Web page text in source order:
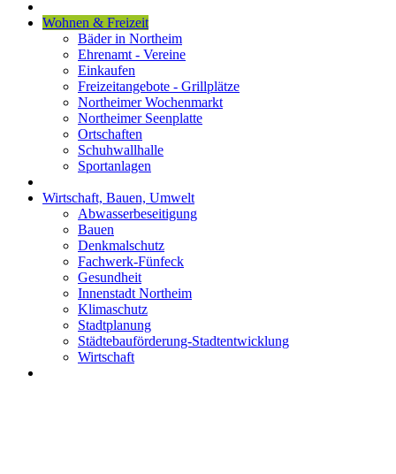
Wohnen & Freizeit
Bäder in Northeim
Ehrenamt - Vereine
Einkaufen
Freizeitangebote - Grillplätze
Northeimer Wochenmarkt
Northeimer Seenplatte
Ortschaften
Schuhwallhalle
Sportanlagen
Wirtschaft, Bauen, Umwelt
Abwasserbeseitigung
Bauen
Denkmalschutz
Fachwerk-Fünfeck
Gesundheit
Innenstadt Northeim
Klimaschutz
Stadtplanung
Städtebauförderung-Stadtentwicklung
Wirtschaft